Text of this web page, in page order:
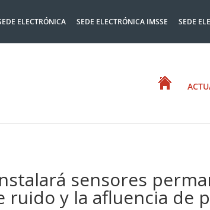
ELECTRÓNICA SEDE ELECTRÓNICA IMSSE SEDE
sensores
ruido y la afluencia de